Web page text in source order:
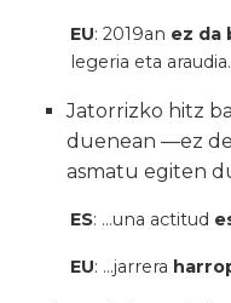
EU: 2019an ez da
legeria eta araudia.
Jatorrizko hitz
duenean —ez
asmatu egiten
ES: …una actitud
EU: …jarrera